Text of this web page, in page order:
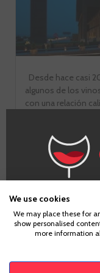
Desde hace casi
algunos de los
con una relación
¿Eres
Para acceder a
tu país de
aplicable.
We use cookies
We may place these for
show personalised
more information